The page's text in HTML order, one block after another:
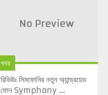
খবর
রিভিউঃ সিমফোনির নতুন অ্যান্ড্রয়েড
ফোন Symphony ...